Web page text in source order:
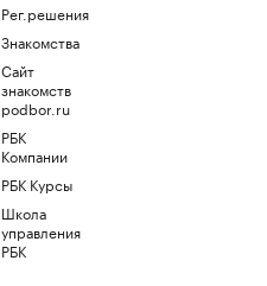
Рег.решения
Знакомства
Сайт
знакомств
podbor.ru
РБК
Компании
РБК Курсы
Школа
управления
РБК